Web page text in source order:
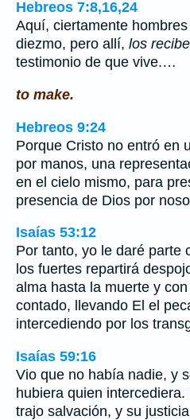
Hebreos 7:8,16,24
Aquí, ciertamente
diezmo, pero allí, los recibe
testimonio de que vive.…
to make.
Hebreos 9:24
Porque Cristo no entró en
por manos, una
en el cielo mismo, para
presencia de Dios por
Isaías 53:12
Por tanto, yo le daré parte
los fuertes repartirá
alma hasta la muerte y
contado, llevando El el
intercediendo por los
Isaías 59:16
Vio que no había nadie, y
hubiera quien
trajo salvación, y su